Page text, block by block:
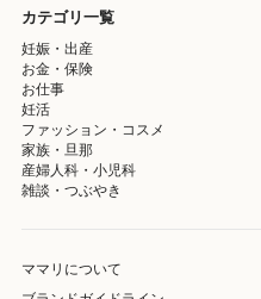
カテゴリ一覧
妊娠・出産
お金・保険
お仕事
妊活
ファッション・コスメ
家族・旦那
産婦人科・小児科
雑談・つぶやき
ママリについて